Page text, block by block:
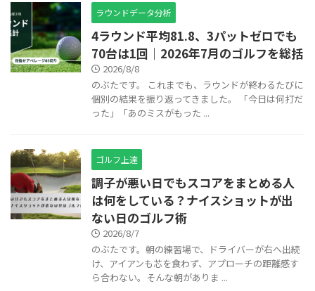
ラウンドデータ分析
4ラウンド平均81.8、3パットゼロでも
70台は1回｜2026年7月のゴルフを総括
2026/8/8
のぶたです。 これまでも、ラウンドが終わるたびに
個別の結果を振り返ってきました。 「今日は何打だ
った」「あのミスがもった ...
ゴルフ上達
調子が悪い日でもスコアをまとめる人
は何をしている？ナイスショットが出
ない日のゴルフ術
2026/8/7
のぶたです。朝の練習場で、ドライバーが右へ出続
け、アイアンも芯を食わず、アプローチの距離感す
ら合わない。そんな朝がありま ...